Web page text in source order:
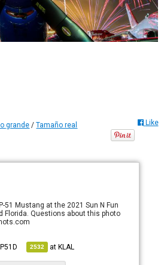
grande /Tamaño real Like
51 Mustang at the 2021 Sun N Fun
Florida. Questions about this photo
P51D 2532 atKLAL